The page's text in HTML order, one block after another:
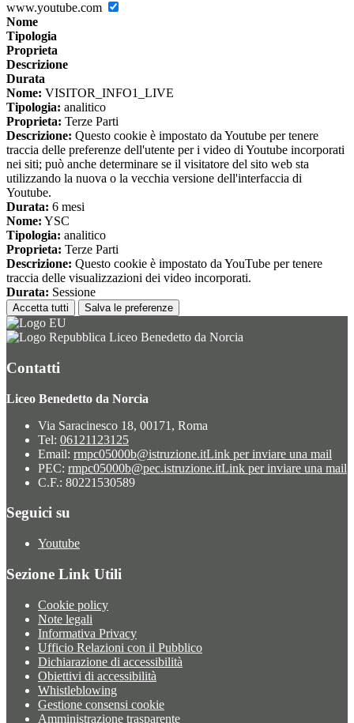
www.youtube.com
Nome
Tipologia
Proprieta
Descrizione
Durata
Nome: VISITOR_INFO1_LIVE
Tipologia: analitico
Proprieta: Terze Parti
Descrizione: Questo cookie è impostato da Youtube per tenere
traccia delle preferenze dell'utente per i video di Youtube incorporati
nei siti; può anche determinare se il visitatore del sito web sta
utilizzando la nuova o la vecchia versione dell'interfaccia di
Youtube.
Durata: 6 mesi
Nome: YSC
Tipologia: analitico
Proprieta: Terze Parti
Descrizione: Questo cookie è impostato da YouTube per tenere
traccia delle visualizzazioni dei video incorporati.
Durata: Sessione
Accetta tutti Salva le preferenze
Liceo Benedetto da Norcia
Contatti
Liceo Benedetto da Norcia
Via Saracinesco 18, 00171, Roma
Tel: 06121123125
Email: rmpc05000b@istruzione.itLink per inviare una mail
PEC: rmpc05000b@pec.istruzione.itLink per inviare una mail
C.F.: 80221530589
Seguici su
Youtube
Sezione Link Utili
Cookie policy
Note legali
Informativa Privacy
Ufficio Relazioni con il Pubblico
Dichiarazione di accessibilità
Obiettivi di accessibilità
Whistleblowing
Gestione consensi cookie
Amministrazione trasparente